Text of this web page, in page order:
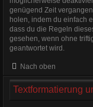
genügend Zeit
holen, indem du einfach
dass du die Regeln
gesehen, wenn ohne
geantwortet wird.
Nach oben
Textformatierung